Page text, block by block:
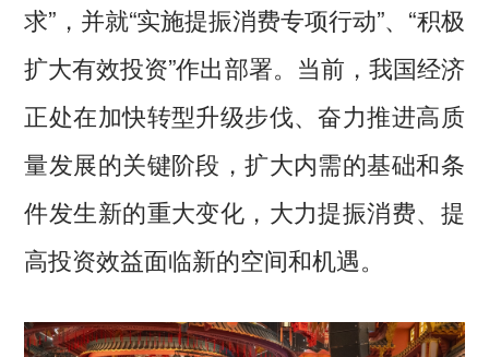
求”，并就“实施提振消费专项行动”、“积极
扩大有效投资”作出部署。当前，我国经济
正处在加快转型升级步伐、奋力推进高质
量发展的关键阶段，扩大内需的基础和条
件发生新的重大变化，大力提振消费、提
高投资效益面临新的空间和机遇。